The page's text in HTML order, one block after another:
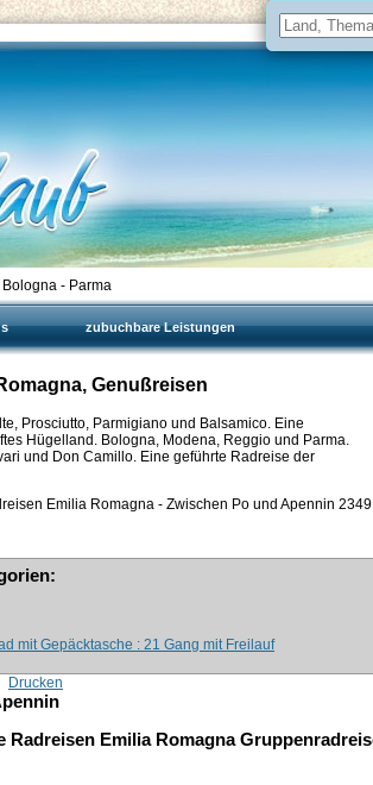
- Parma
zubuchbare Leistungen
Genußreisen
Prosciutto, Parmigiano und Balsamico. Eine
Hügelland. Bologna, Modena, Reggio und Parma.
und Don Camillo. Eine geführte Radreise der
Emilia Romagna - Zwischen Po und Apennin
mit Gepäcktasche : 21 Gang mit Freilauf
Drucken